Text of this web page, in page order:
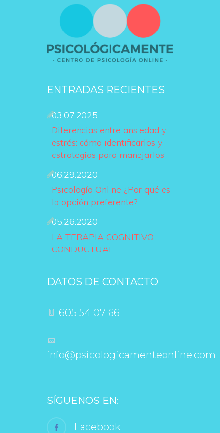
ENTRADAS RECIENTES
03.07.2025
Diferencias entre ansiedad y
estrés: cómo identificarlos y
estrategias para manejarlo
06.29.2020
Psicología Online ¿Por qué es
la opción preferente?
05.26.2020
LA TERAPIA COGNITIVO-
CONDUCTUAL.
DATOS DE CONTACTO
605 54 07 66
info@psicologicamenteonline.com
SÍGUENOS EN:
Facebook